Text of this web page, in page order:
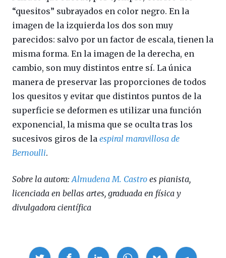
“quesitos” subrayados en color negro. En la
imagen de la izquierda los dos son muy
parecidos: salvo por un factor de escala, tienen la
misma forma. En la imagen de la derecha, en
cambio, son muy distintos entre sí. La única
manera de preservar las proporciones de todos
los quesitos y evitar que distintos puntos de la
superficie se deformen es utilizar una función
exponencial, la misma que se oculta tras los
sucesivos giros de la espiral maravillosa de
Bernoulli.
Sobre la autora:Almudena M. Castro es pianista,
licenciada en bellas artes, graduada en física y
divulgadora científica
Compartir